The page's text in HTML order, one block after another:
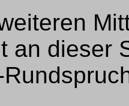
an dieser